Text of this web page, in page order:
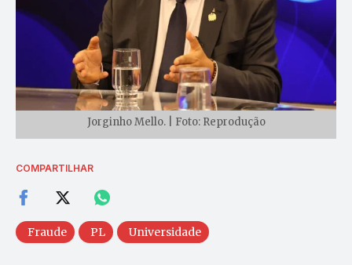
Jorginho Mello. | Foto: Reprodução
COMPARTILHAR
Fraude PL Universidade